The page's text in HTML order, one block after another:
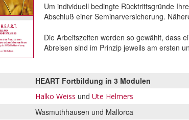
Um individuell bedingte Rücktrittsgründe
Abschluß einer Seminarversicherung.
Die Arbeitszeiten werden so gewählt, dass
Abreisen sind im Prinzip jeweils am ersten
HEART Fortbildung in 3 Modulen
Halko Weiss und Ute Helmers
Wasmuthhausen und Mallorca